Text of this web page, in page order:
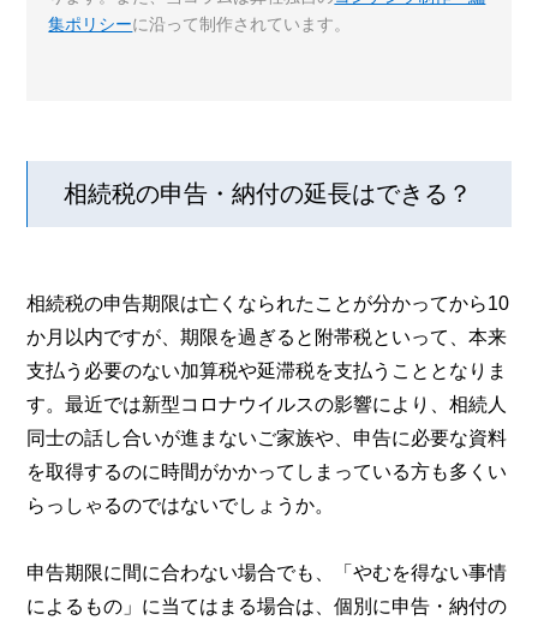
集ポリシーに沿って制作されています。
相続税の申告・納付の延長はできる？
相続税の申告期限は亡くなられたことが分かってから10
か月以内ですが、期限を過ぎると附帯税といって、本来
支払う必要のない加算税や延滞税を支払うこととなりま
す。最近では新型コロナウイルスの影響により、相続人
同士の話し合いが進まないご家族や、申告に必要な資料
を取得するのに時間がかかってしまっている方も多くい
らっしゃるのではないでしょうか。
申告期限に間に合わない場合でも、「やむを得ない事情
によるもの」に当てはまる場合は、個別に申告・納付の